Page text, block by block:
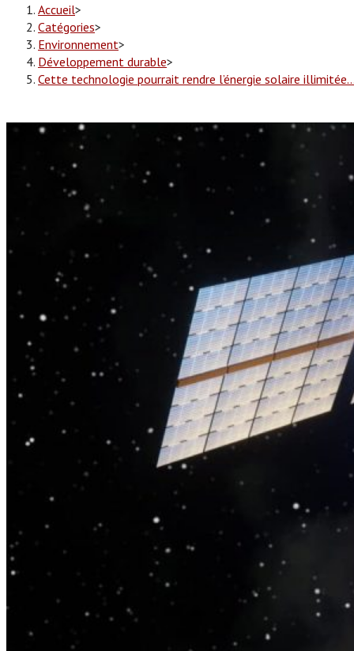
Accueil>
Catégories>
Environnement>
Développement durable>
Cette technologie pourrait rendre l’énergie solaire